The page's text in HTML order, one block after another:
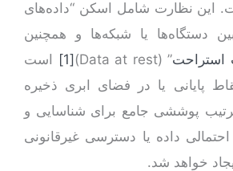
این نظارت شامل اسکن “داده‌های
دستگاه‌ها یا شبکه‌ها و همچنین
استراحت” (Data at rest)
[1]
است
پایانی یا در فضای ابری ذخیره
پوششی جامع برای شناسایی و
داده یا دسترسی غیرقانونی
خواهد شد.